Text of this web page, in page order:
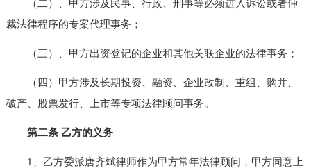
（二）、甲方涉及民事、行政、刑事等必须进入诉讼或者仲
裁法律程序的专案代理事务；
（三）、甲方出资登记的企业和其他关联企业的法律事务；
（四）甲方涉及长期投资、融资、企业改制、重组、购并、
破产、股票发行、上市等专项法律顾问事务。
第二条 乙方的义务
1、乙方委派唐齐斌律师作为甲方常年法律顾问，甲方同意上